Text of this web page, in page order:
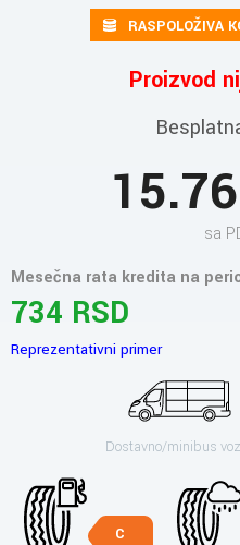
RASPOLOŽIVA
Proizvod
sa
Mesečna rata kredita na
734 RSD
Reprezentativni primer
Dostavno/minibus
C